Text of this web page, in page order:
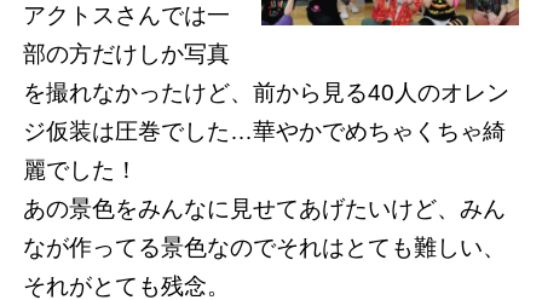
アクトスさんでは一
部の方だけしか写真
を撮れなかったけど、前から見る40人のオレン
ジ仮装は圧巻でした…華やかでめちゃくちゃ綺
麗でした！
あの景色をみんなに見せてあげたいけど、みん
なが作ってる景色なのでそれはとても難しい、
それがとても残念。